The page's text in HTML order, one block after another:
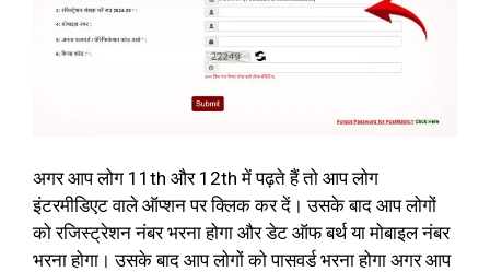
अगर आप लोग 11th और 12th में पढ़ते हैं तो आप लोग
इंटरमीडिएट वाले ऑप्शन पर क्लिक कर दें। उसके बाद आप लोगों
को रजिस्ट्रेशन नंबर भरना होगा और डेट ऑफ बर्थ या मोबाइल नंबर
भरना होगा। उसके बाद आप लोगों को पासवर्ड भरना होगा अगर आप